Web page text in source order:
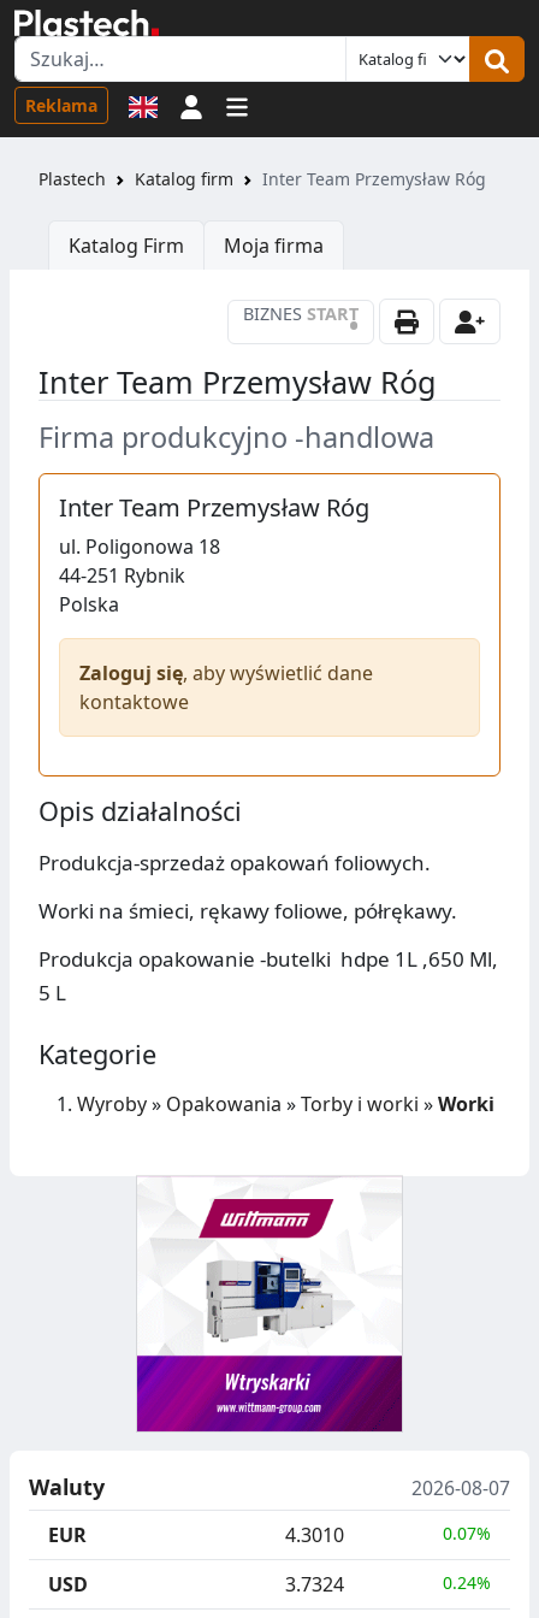
Reklama Logowanie
Plastech Katalog firm Inter Team Przemysław Róg
Katalog Firm Moja firma
BIZNES START
•
Inter Team Przemysław Róg
Firma produkcyjno -handlowa
Inter Team Przemysław Róg
ul. Poligonowa 18
44-251 Rybnik
Polska
Zaloguj się, aby wyświetlić dane
kontaktowe
Opis działalności
Produkcja-sprzedaż opakowań foliowych.
Worki na śmieci, rękawy foliowe, półrękawy.
Produkcja opakowanie -butelki hdpe 1L ,650 Ml,
5 L
Kategorie
Wyroby» Opakowania »Torby i worki »Worki
Waluty
2026-08-07
EUR
4.3010 0.07%
USD 3.7324 0.24%